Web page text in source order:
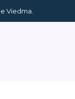
Viedma.